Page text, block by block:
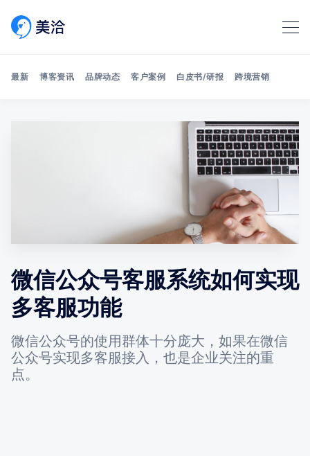
Search 美洽博客
最新 博客资讯 品牌动态 客户案例 白皮书/研报 跨境营销
微信公众号客服系统如何实现
多客服功能
微信公众号的使用群体十分庞大，如果在微信
公众号实现多客服接入，也是企业关注的重
点。